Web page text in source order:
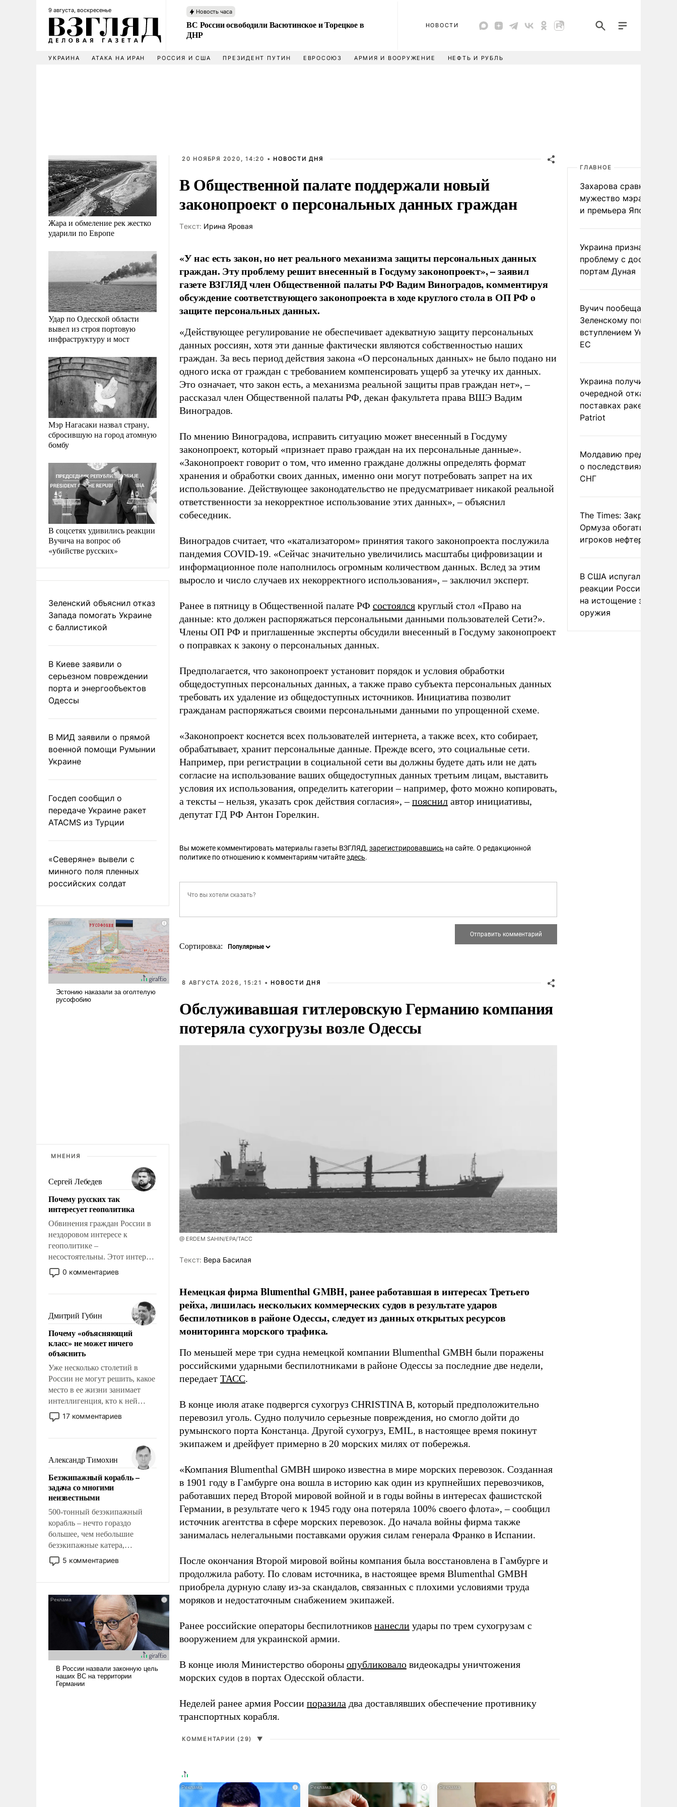
9 августа, воскресенье Новость часа
ВС России освободили Васютинское и Торецкое в
ДНР
НОВОСТИ
УКРАИНА АТАКА НА ИРАН РОССИЯ И США ПРЕЗИДЕНТ ПУТИН ЕВРОСОЮЗ АРМИЯ И ВООРУЖЕНИЕ НЕФТЬ И РУБЛЬ
Жара и обмеление рек жестко
ударили по Европе
Удар по Одесской области
вывел из строя портовую
инфраструктуру и мост
Мэр Нагасаки назвал страну,
сбросившую на город атомную
бомбу
В соцсетях удивились реакции
Вучича на вопрос об
«убийстве русских»
Зеленский объяснил отказ
Запада помогать Украине
с баллистикой
В Киеве заявили о
серьезном повреждении
порта и энергообъектов
Одессы
В МИД заявили о прямой
военной помощи Румынии
Украине
Госдеп сообщил о
передаче Украине ракет
ATACMS из Турции
«Северяне» вывели с
минного поля пленных
российских солдат
МНЕНИЯ
Сергей Лебедев
Почему русских так
интересует геополитика
Обвинения граждан России в
нездоровом интересе к
геополитике –
несостоятельны. Этот интерес
рационален и прагматичен. Он
обусловлен тысячелетним
фундаментальным знанием,
что мировая политика имеет
свойство заявляться на порог
нашего дома.
0 комментариев
Дмитрий Губин
Почему «объясняющий
класс» не может ничего
объяснить
Уже несколько столетий в
России не могут решить, какое
место в ее жизни занимает
интеллигенция, кто к ней
принадлежит, а кого из нее
исключили с правом
чем она отличается от просто
образованных людей. Иногда
казалось, что эти вопросы
решены раз и навсегда, но –
нет, не решены.
17 комментариев
Александр Тимохин
Безэкипажный корабль –
задача со многими
неизвестными
500-тонный безэкипажный
корабль – нечто гораздо
большее, чем небольшие
безэкипажные катера,
применение которых уже
стало обыденностью. Задача по
и ее реализация радикально
поднимет наши боевые
возможности.
5 комментариев
20 НОЯБРЯ 2020, 14:20 • НОВОСТИ ДНЯ
В Общественной палате поддержали новый
законопроект о персональных данных граждан
Tекст: Ирина Яровая
«У нас есть закон, но нет реального механизма защиты персональных данных
граждан. Эту проблему решит внесенный в Госдуму законопроект», – заявил
газете ВЗГЛЯД член Общественной палаты РФ Вадим Виноградов, комментируя
обсуждение соответствующего законопроекта в ходе круглого стола в ОП РФ о
защите персональных данных.
«Действующее регулирование не обеспечивает адекватную защиту персональных
данных россиян, хотя эти данные фактически являются собственностью наших
граждан. За весь период действия закона «О персональных данных» не было подано ни
одного иска от граждан с требованием компенсировать ущерб за утечку их данных.
Это означает, что закон есть, а механизма реальной защиты прав граждан нет», –
рассказал член Общественной палаты РФ, декан факультета права ВШЭ Вадим
Виноградов.
По мнению Виноградова, исправить ситуацию может внесенный в Госдуму
законопроект, который «признает право граждан на их персональные данные».
«Законопроект говорит о том, что именно граждане должны определять формат
хранения и обработки своих данных, именно они могут потребовать запрет на их
использование. Действующее законодательство не предусматривает никакой реальной
ответственности за некорректное использование этих данных», – объяснил
собеседник.
Виноградов считает, что «катализатором» принятия такого законопроекта послужила
пандемия COVID-19. «Сейчас значительно увеличились масштабы цифровизации и
информационное поле наполнилось огромным количеством данных. Вслед за этим
выросло и число случаев их некорректного использования», – заключил эксперт.
Ранее в пятницу в Общественной палате РФ состоялся круглый стол «Право на
данные: кто должен распоряжаться персональными данными пользователей Сети?».
Члены ОП РФ и приглашенные эксперты обсудили внесенный в Госдуму законопроект
о поправках к закону о персональных данных.
Предполагается, что законопроект установит порядок и условия обработки
общедоступных персональных данных, а также право субъекта персональных данных
требовать их удаление из общедоступных источников. Инициатива позволит
гражданам распоряжаться своими персональными данными по упрощенной схеме.
«Законопроект коснется всех пользователей интернета, а также всех, кто собирает,
обрабатывает, хранит персональные данные. Прежде всего, это социальные сети.
Например, при регистрации в социальной сети вы должны будете дать или не дать
согласие на использование ваших общедоступных данных третьим лицам, выставить
условия их использования, определить категории – например, фото можно копировать,
а тексты – нельзя, указать срок действия согласия», –пояснил автор инициативы,
депутат ГД РФ Антон Горелкин.
Вы можете комментировать материалы газеты ВЗГЛЯД, зарегистрировавшись на сайте. О редакционной
политике по отношению к комментариям читайтездесь.
Сортировка:
8 АВГУСТА 2026, 15:21 • НОВОСТИ ДНЯ
Обслуживавшая гитлеровскую Германию компания
потеряла сухогрузы возле Одессы
@ ERDEM SAHIN/EPA/ТАСС
Tекст: Вера Басилая
Немецкая фирма Blumenthal GMBH, ранее работавшая в интересах Третьего
рейха, лишилась нескольких коммерческих судов в результате ударов
беспилотников в районе Одессы, следует из данных открытых ресурсов
мониторинга морского трафика.
По меньшей мере три судна немецкой компании Blumenthal GMBH были поражены
российскими ударными беспилотниками в районе Одессы за последние две недели,
передает ТАСС.
В конце июля атаке подвергся сухогруз CHRISTINA B, который предположительно
перевозил уголь. Судно получило серьезные повреждения, но смогло дойти до
румынского порта Констанца. Другой сухогруз, EMIL, в настоящее время покинут
экипажем и дрейфует примерно в 20 морских милях от побережья.
«Компания Blumenthal GMBH широко известна в мире морских перевозок. Созданная
в 1901 году в Гамбурге она вошла в историю как один из крупнейших перевозчиков,
работавших перед Второй мировой войной и в годы войны в интересах фашистской
Германии, в результате чего к 1945 году она потеряла 100% своего флота», – сообщил
источник агентства в сфере морских перевозок. До начала войны фирма также
занималась нелегальными поставками оружия силам генерала Франко в Испании.
После окончания Второй мировой войны компания была восстановлена в Гамбурге и
продолжила работу. По словам источника, в настоящее время Blumenthal GMBH
приобрела дурную славу из-за скандалов, связанных с плохими условиями труда
моряков и недостаточным снабжением экипажей.
Ранее российские операторы беспилотников нанесли удары по трем сухогрузам с
вооружением для украинской армии.
В конце июля Министерство обороны опубликовало видеокадры уничтожения
морских судов в портах Одесской области.
Неделей ранее армия России поразила два доставлявших обеспечение противнику
транспортных корабля.
КОММЕНТАРИИ (29) ▼
i i i
ГЛАВНОЕ
Захарова сравнила
мужество мэра
и премьера Японии
Украина признала
проблему с доступом к
портам Дуная
Вучич пообещал
Зеленскому помочь со
вступлением Украины в
ЕС
Украина получила
очередной отказ в
поставках ракет для
Patriot
Молдавию
о последствиях выхода
СНГ
The Times: Закрытие
Ормуза обогатило
игроков нефтерынка
В США испугались
реакции России и
на истощение запасов
оружия